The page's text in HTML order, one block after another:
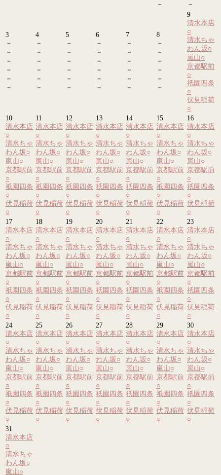
－
－
3
－
－
－
－
－
－
4
－
－
－
－
－
－
5
－
－
－
－
－
－
6
－
－
－
－
－
－
7
－
－
－
－
－
－
8
－
－
－
－
－
－
9
清水本店
○
清水ちゃ
わん坂○
嵐山○
京都駅前
○
祇園四条
○
伏見稲荷
○
10
清水本店
○
清水ちゃ
わん坂○
嵐山○
京都駅前
○
祇園四条
○
伏見稲荷
○
11
清水本店
○
清水ちゃ
わん坂○
嵐山○
京都駅前
○
祇園四条
○
伏見稲荷
○
12
清水本店
○
清水ちゃ
わん坂○
嵐山○
京都駅前
○
祇園四条
○
伏見稲荷
○
13
清水本店
○
清水ちゃ
わん坂○
嵐山○
京都駅前
○
祇園四条
○
伏見稲荷
○
14
清水本店
○
清水ちゃ
わん坂○
嵐山○
京都駅前
○
祇園四条
○
伏見稲荷
○
15
清水本店
○
清水ちゃ
わん坂○
嵐山○
京都駅前
○
祇園四条
○
伏見稲荷
○
16
清水本店
○
清水ちゃ
わん坂○
嵐山○
京都駅前
○
祇園四条
○
伏見稲荷
○
17
清水本店
○
清水ちゃ
わん坂○
嵐山○
京都駅前
○
祇園四条
○
伏見稲荷
○
18
清水本店
○
清水ちゃ
わん坂○
嵐山○
京都駅前
○
祇園四条
○
伏見稲荷
○
19
清水本店
○
清水ちゃ
わん坂○
嵐山○
京都駅前
○
祇園四条
○
伏見稲荷
○
20
清水本店
○
清水ちゃ
わん坂○
嵐山○
京都駅前
○
祇園四条
○
伏見稲荷
○
21
清水本店
○
清水ちゃ
わん坂○
嵐山○
京都駅前
○
祇園四条
○
伏見稲荷
○
22
清水本店
○
清水ちゃ
わん坂○
嵐山○
京都駅前
○
祇園四条
○
伏見稲荷
○
23
清水本店
○
清水ちゃ
わん坂○
嵐山○
京都駅前
○
祇園四条
○
伏見稲荷
○
24
清水本店
○
清水ちゃ
わん坂○
嵐山○
京都駅前
○
祇園四条
○
伏見稲荷
○
25
清水本店
○
清水ちゃ
わん坂○
嵐山○
京都駅前
○
祇園四条
○
伏見稲荷
○
26
清水本店
○
清水ちゃ
わん坂○
嵐山○
京都駅前
○
祇園四条
○
伏見稲荷
○
27
清水本店
○
清水ちゃ
わん坂○
嵐山○
京都駅前
○
祇園四条
○
伏見稲荷
○
28
清水本店
○
清水ちゃ
わん坂○
嵐山○
京都駅前
○
祇園四条
○
伏見稲荷
○
29
清水本店
○
清水ちゃ
わん坂○
嵐山○
京都駅前
○
祇園四条
○
伏見稲荷
○
30
清水本店
○
清水ちゃ
わん坂○
嵐山○
京都駅前
○
祇園四条
○
伏見稲荷
○
31
清水本店
○
清水ちゃ
わん坂○
嵐山○